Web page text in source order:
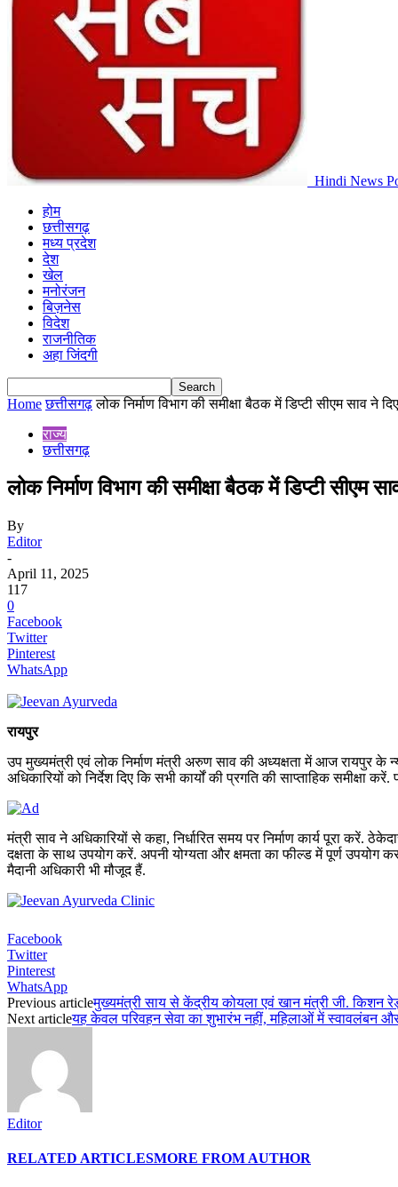
Hindi News
होम
छत्तीसगढ़
मध्य प्रदेश
देश
खेल
मनोरंजन
बिज़नेस
विदेश
राजनीतिक
अहा जिंदगी
Home छत्तीसगढ़ लोक निर्माण विभाग की समीक्षा बैठक में डिप्टी सीएम साव ने
राज्य
छत्तीसगढ़
लोक निर्माण विभाग की समीक्षा बैठक में डिप्टी सीएम
By
Editor
-
April 11, 2025
117
0
Facebook
Twitter
Pinterest
WhatsApp
रायपुर
उप मुख्यमंत्री एवं लोक निर्माण मंत्री अरुण साव की अध्यक्षता में आज रायपुर के
अधिकारियों को निर्देश दिए कि सभी कार्यों की प्रगति की साप्ताहिक
मंत्री साव ने अधिकारियों से कहा, निर्धारित समय पर निर्माण कार्य पूरा करें.
दक्षता के साथ उपयोग करें. अपनी योग्यता और क्षमता का फील्ड में पूर्ण उपयोग
मैदानी अधिकारी भी मौजूद हैं.
Facebook
Twitter
Pinterest
WhatsApp
Previous articleमुख्यमंत्री साय से केंद्रीय कोयला एवं खान मंत्री जी. किशन
Next articleयह केवल परिवहन सेवा का शुभारंभ नहीं, महिलाओं में स्वावलंबन
Editor
RELATED ARTICLESMORE FROM AUTHOR